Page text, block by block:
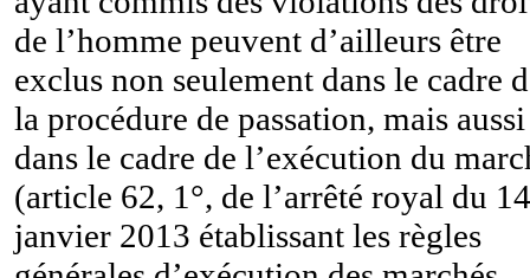
de l’homme peuvent d’ailleurs être
exclus non seulement dans le cadre
la procédure de passation, mais aussi
dans le cadre de l’exécution du
(article 62, 1°, de l’arrêté royal du 14
janvier 2013 établissant les règles